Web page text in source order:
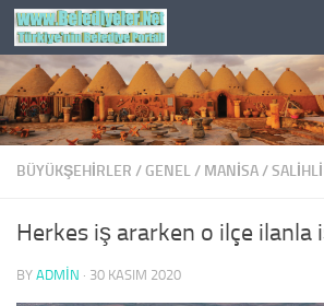
Skip to content
BÜYÜKŞEHİRLER / GENEL/ MANISA/SALIHLI
Herkes iş ararken o ilçe ilanla
BY ADMIN · 30 KASIM 2020